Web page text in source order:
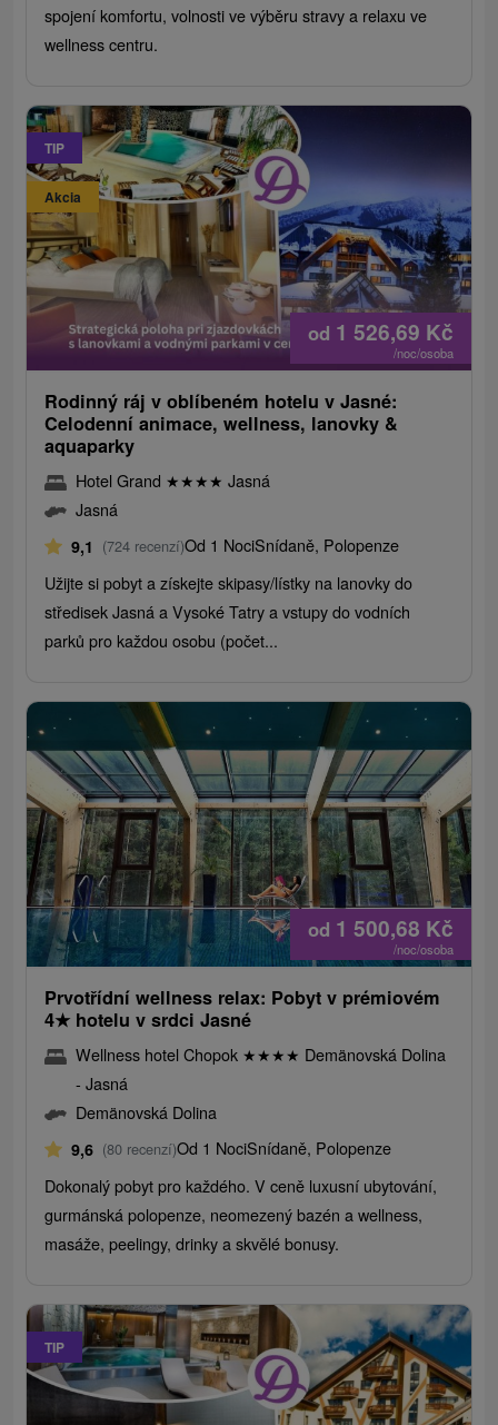
spojení komfortu, volnosti ve výběru stravy a relaxu ve
wellness centru.
TIP
Akcia
od 1 526,69 Kč
/noc/osoba
Rodinný ráj v oblíbeném hotelu v Jasné:
Celodenní animace, wellness, lanovky &
aquaparky
Hotel Grand ★★★★ Jasná
Jasná
9,1 (724 recenzí)Od 1 NociSnídaně, Polopenze
Užijte si pobyt a získejte skipasy/lístky na lanovky do
středisek Jasná a Vysoké Tatry a vstupy do vodních
parků pro každou osobu (počet...
od 1 500,68 Kč
/noc/osoba
Prvotřídní wellness relax: Pobyt v prémiovém
4★ hotelu v srdci Jasné
Wellness hotel Chopok ★★★★ Demänovská Dolina
- Jasná
Demänovská Dolina
9,6 (80 recenzí)Od 1 NociSnídaně, Polopenze
Dokonalý pobyt pro každého. V ceně luxusní ubytování,
gurmánská polopenze, neomezený bazén a wellness,
masáže, peelingy, drinky a skvělé bonusy.
TIP